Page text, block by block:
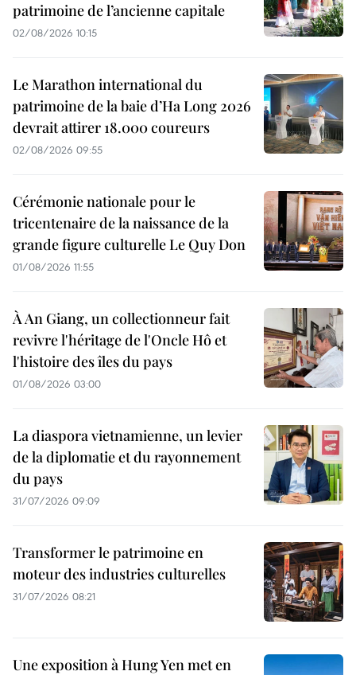
patrimoine de l’ancienne capitale
02/08/2026 10:15
Le Marathon international du
patrimoine de la baie d’Ha Long 2026
devrait attirer 18.000 coureurs
02/08/2026 09:55
Cérémonie nationale pour le
tricentenaire de la naissance de la
grande figure culturelle Le Quy Don
01/08/2026 11:55
À An Giang, un collectionneur fait
revivre l'héritage de l'Oncle Hô et
l'histoire des îles du pays
01/08/2026 03:00
La diaspora vietnamienne, un levier
de la diplomatie et du rayonnement
du pays
31/07/2026 09:09
Transformer le patrimoine en
moteur des industries culturelles
31/07/2026 08:21
Une exposition à Hung Yen met en